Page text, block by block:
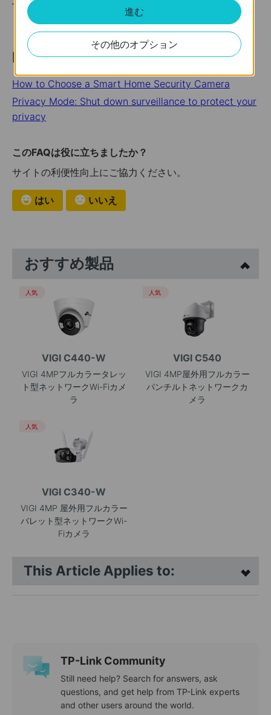
Looking For More
How to Choose a Smart Home Security Camera
Privacy Mode: Shut down surveillance to protect your
privacy
このFAQは役に立ちましたか？
サイトの利便性向上にご協力ください。
はい いいえ
おすすめ製品
VIGI C440-W
VIGI 4MPフルカラータレッ
ト型ネットワークWi-Fiカメ
ラ
人気
VIGI C540
VIGI 4MP屋外用フルカラー
パンチルトネットワークカ
メラ
人気
VIGI C340-W
VIGI 4MP 屋外用フルカラー
バレット型ネットワークWi-
Fiカメラ
人気
This Article Applies to:
TP-Link Community
Still need help? Search for answers, ask
questions, and get help from TP-Link experts
and other users around the world.
進む
その他のオプション